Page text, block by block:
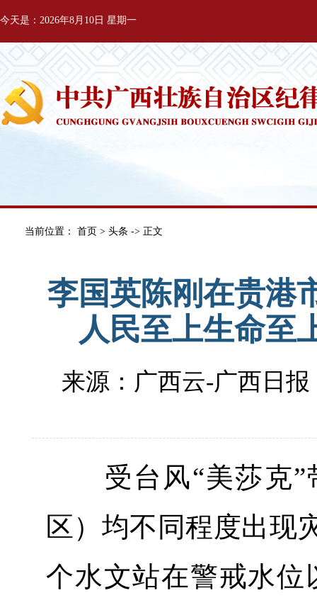
今天是：2026年8月10日 星期一
当前位置： 首页 > 头条 -> 正文
李国英陈刚在贵港
人民至上生命至
来源：广西云-广西日报
受台风“美莎克”
区）均不同程度出现
个水文站在警戒水位